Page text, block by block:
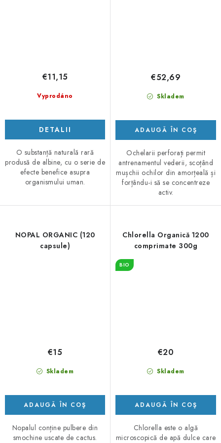
Vyprodáno
€11,15
DETALII
O substanță naturală rară
produsă de albine, cu o serie de
efecte benefice asupra
organismului uman.
Skladem
€52,69
ADAUGĂ ÎN COŞ
Ochelarii perforați permit
antrenamentul vederii, scoțând
mușchii ochilor din amorțeală și
forțându-i să se concentreze
activ.
NOPAL ORGANIC (120
capsule)
Skladem
€15
ADAUGĂ ÎN COŞ
Nopalul conține pulbere din
smochine uscate de cactus.
Chlorella Organică 1200
comprimate 300g
BIO
Skladem
€20
ADAUGĂ ÎN COŞ
Chlorella este o algă
microscopică de apă dulce care